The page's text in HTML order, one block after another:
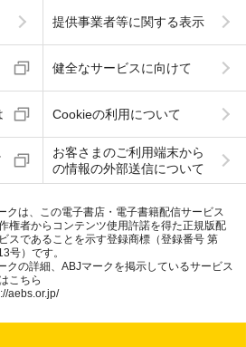
提供事業者等に関する表示
健全なサービスに向けて
Cookieの利用について
お客さまのご利用端末から
の情報の外部送信について
クは、この電子書店・電子書籍配信サービス
権者からコンテンツ使用許諾を得た正規版配
スであることを示す登録商標（登録番号 第
号）です。
クの詳細、ABJマークを掲示しているサービス
こちら
aebs.or.jp/